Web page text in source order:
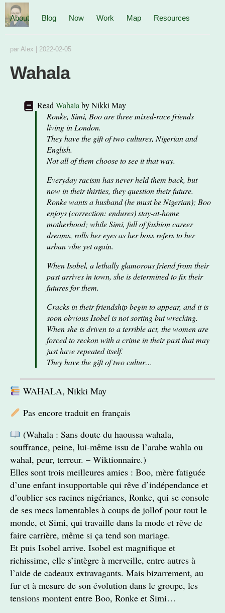
About Blog Now Work Map Resources
par Alex 2022-02-05
Wahala
Read Wahala byNikki May
Ronke, Simi, Boo are three mixed-race friends
living in London.
They have the gift of two cultures, Nigerian and
English.
Not all of them choose to see it that way.
Everyday racism has never held them back, but
now in their thirties, they question their future.
Ronke wants a husband (he must be Nigerian); Boo
enjoys (correction: endures) stay-at-home
motherhood; while Simi, full of fashion career
dreams, rolls her eyes as her boss refers to her
urban vibe yet again.
When Isobel, a lethally glamorous friend from their
past arrives in town, she is determined to fix their
futures for them.
Cracks in their friendship begin to appear, and it is
soon obvious Isobel is not sorting but wrecking.
When she is driven to a terrible act, the women are
forced to reckon with a crime in their past that may
just have repeated itself.
They have the gift of two cultur…
WAHALA, Nikki May
Pas encore traduit en français
(Wahala : Sans doute du haoussa wahala,
souffrance, peine, lui-même issu de l’arabe wahla ou
wahal, peur, terreur. – Wiktionnaire.)
Elles sont trois meilleures amies : Boo, mère fatiguée
d’une enfant insupportable qui rêve d’indépendance et
d’oublier ses racines nigérianes, Ronke, qui se console
de ses mecs lamentables à coups de jollof pour tout le
monde, et Simi, qui travaille dans la mode et rêve de
faire carrière, même si ça tend son mariage.
Et puis Isobel arrive. Isobel est magnifique et
richissime, elle s’intègre à merveille, entre autres à
l’aide de cadeaux extravagants. Mais bizarrement, au
fur et à mesure de son évolution dans le groupe, les
tensions montent entre Boo, Ronke et Simi…